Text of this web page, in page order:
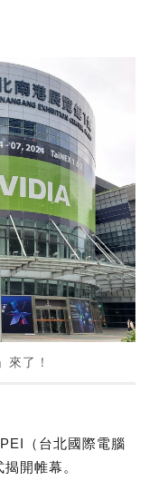
來了！
（台北國際電腦
開帷幕。